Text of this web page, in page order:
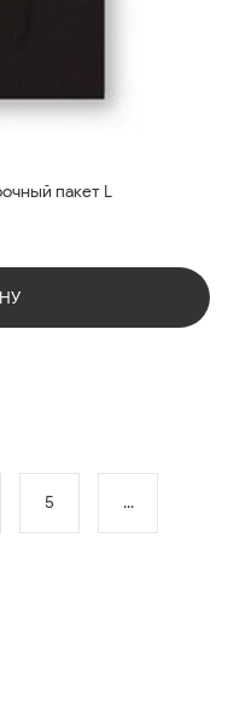
пакет L
5 ...